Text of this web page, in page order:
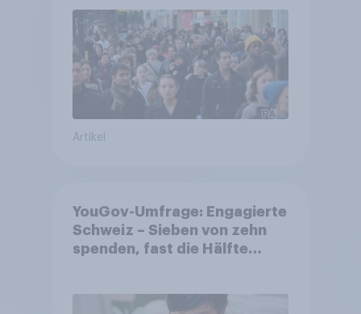
Artikel
YouGov-Umfrage: Engagierte
Schweiz – Sieben von zehn
spenden, fast die Hälfte